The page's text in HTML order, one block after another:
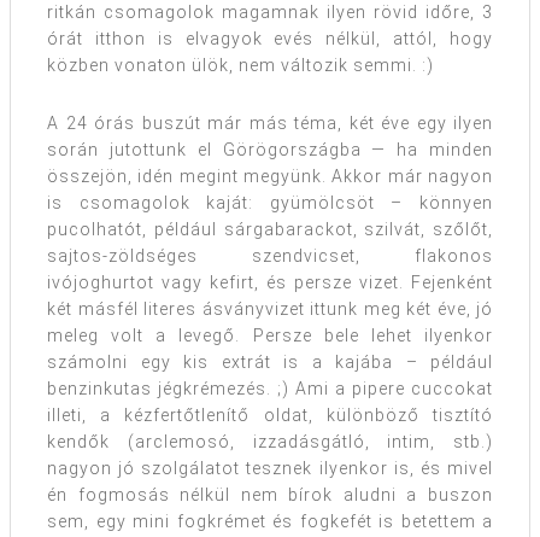
ritkán csomagolok magamnak ilyen rövid időre, 3
órát itthon is elvagyok evés nélkül, attól, hogy
közben vonaton ülök, nem változik semmi. :)
A 24 órás buszút már más téma, két éve egy ilyen
során jutottunk el Görögországba — ha minden
összejön, idén megint megyünk. Akkor már nagyon
is csomagolok kaját: gyümölcsöt – könnyen
pucolhatót, például sárgabarackot, szilvát, szőlőt,
sajtos-zöldséges szendvicset, flakonos
ivójoghurtot vagy kefirt, és persze vizet. Fejenként
két másfél literes ásványvizet ittunk meg két éve, jó
meleg volt a levegő. Persze bele lehet ilyenkor
számolni egy kis extrát is a kajába – például
benzinkutas jégkrémezés. ;) Ami a pipere cuccokat
illeti, a kézfertőtlenítő oldat, különböző tisztító
kendők (arclemosó, izzadásgátló, intim, stb.)
nagyon jó szolgálatot tesznek ilyenkor is, és mivel
én fogmosás nélkül nem bírok aludni a buszon
sem, egy mini fogkrémet és fogkefét is betettem a